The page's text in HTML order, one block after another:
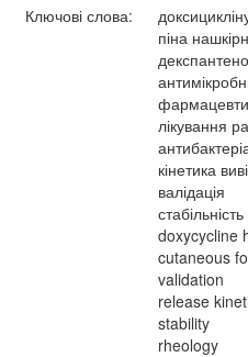
Ключові слова:
піна
лікування
кінетика
валідація
стабільність
doxycycline
cutaneous
validation
release
stability
rheology